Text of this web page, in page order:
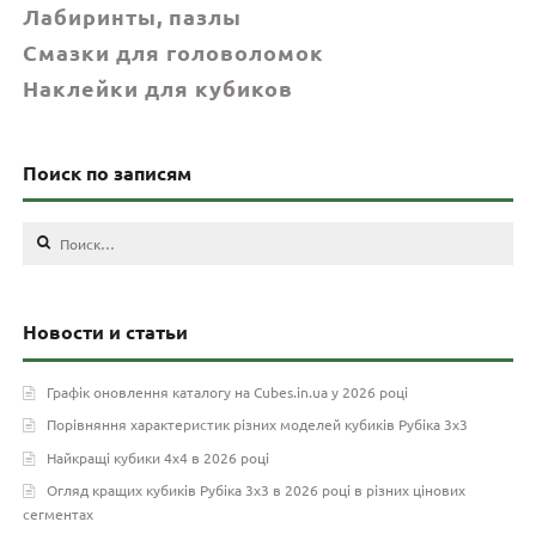
Лабиринты, пазлы
Смазки для головоломок
Наклейки для кубиков
Поиск по записям
Найти:
Новости и статьи
Графік оновлення каталогу на Cubes.in.ua у 2026 році
Порівняння характеристик різних моделей кубиків Рубіка 3х3
Найкращі кубики 4х4 в 2026 році
Огляд кращих кубиків Рубіка 3х3 в 2026 році в різних цінових
сегментах